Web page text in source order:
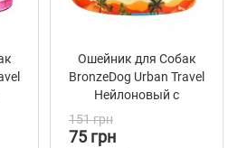
Ошейник для Собак
BronzeDog Urban Travel
Нейлоновый c
Пряжкой Пустыня
151 грн
75 грн